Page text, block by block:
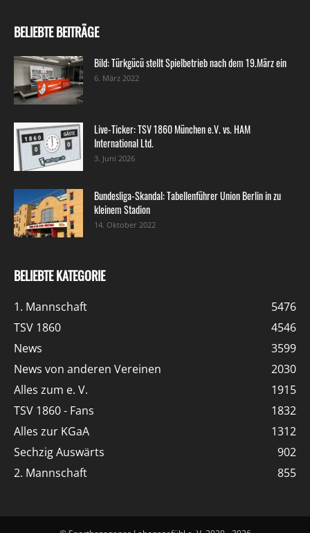
BELIEBTE BEITRÄGE
Bild: Türkgücü stellt Spielbetrieb nach dem 19.März ein
6. März 2022
Live-Ticker: TSV 1860 München e.V. vs. HAM
International Ltd.
3. Juni 2026
Bundesliga-Skandal: Tabellenführer Union Berlin in zu
kleinem Stadion
14. Oktober 2022
BELIEBTE KATEGORIE
1. Mannschaft
5476
TSV 1860
4546
News
3599
News von anderen Vereinen
2030
Alles zum e. V.
1915
TSV 1860 - Fans
1832
Alles zur KGaA
1312
Sechzig Auswärts
902
2. Mannschaft
855